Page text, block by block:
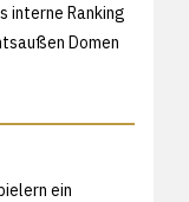
interne Ranking
Domen
ein